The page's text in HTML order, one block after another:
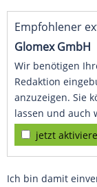
Empfohlener
Glomex GmbH
Wir benötigen
Redaktion
anzuzeigen. Sie
lassen und auch
jetzt
Ich bin damit